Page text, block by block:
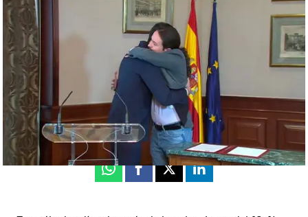
El abrazo entre Pedro Sánchez y Pablo Iglesias que cierra sus
desencuentros para formar Gobierno |
Antena 3 Noticias
Antena 3 Noticias
Actualizado:12 de noviembre de 2019, 15:50
Publicado:12 de noviembre de 2019, 15:32
Whatsapp
Facebook
X Linkedin